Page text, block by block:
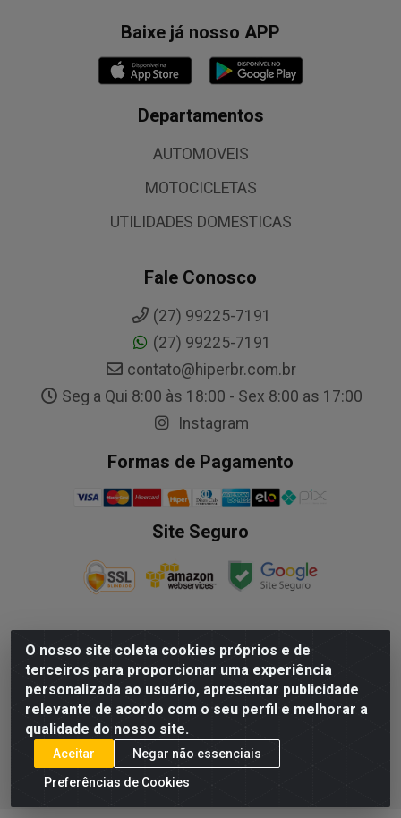
O nosso site coleta cookies próprios e de
terceiros para proporcionar uma experiência
personalizada ao usuário, apresentar publicidade
relevante de acordo com o seu perfil e melhorar a
qualidade do nosso site.
Aceitar
Negar não essenciais
Preferências de Cookies
Baixe já nosso APP
Departamentos
AUTOMOVEIS
MOTOCICLETAS
UTILIDADES DOMESTICAS
Fale Conosco
(27) 99225-7191
(27) 99225-7191
contato@hiperbr.com.br
Seg a Qui 8:00 às 18:00 - Sex 8:00 as 17:00
Instagram
Formas de Pagamento
Site Seguro
NALESSO DISTRIBUIDORA DE AUTO PECAS LTDA - Rua
Paulo Afonso, nº10 Galpão 03 SL 1 - Alecrim - Vila
Velha/ES - CEP 29.118-033 - CNPJ: 29.722.419/0003-09